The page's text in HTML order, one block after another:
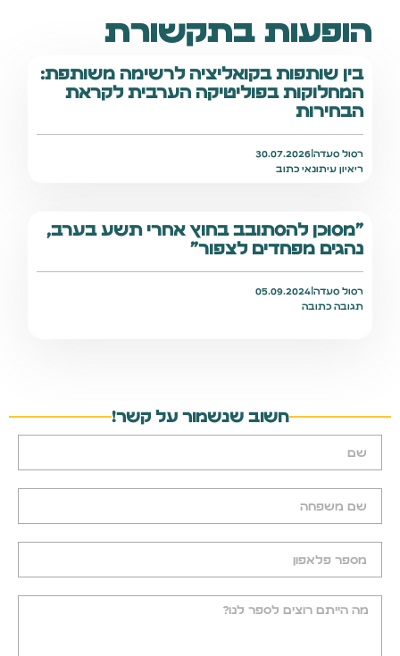
הופעות בתקשורת
בין שותפות בקואליציה לרשימה משותפת:
המחלוקות בפוליטיקה הערבית לקראת
הבחירות
רסול סעדה |
30.07.2026
ריאיון עיתונאי כתוב
״מסוכן להסתובב בחוץ אחרי תשע בערב,
נהגים מפחדים לצפור״
רסול סעדה |
05.09.2024
תגובה כתובה
חשוב שנשמור על קשר!